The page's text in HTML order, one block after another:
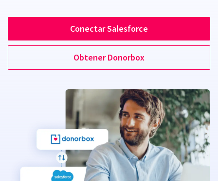
Conectar Salesforce
Obtener Donorbox